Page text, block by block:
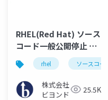
RHEL(Red Hat) ソース
コード一般公開停止 騒
動
rhel ソースコード
株式会社
ビヨンド
25.5K